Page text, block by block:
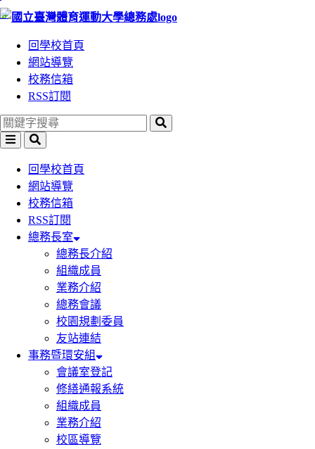
跳
區
塊
跳
區
塊
:::
回學校首頁
網站導覽
校務信箱
RSS訂閱
回學校首頁
網站導覽
校務信箱
RSS訂閱
總務長室
總務長介紹
組織成員
業務介紹
總務會議
校園規劃委員
友站連結
事務暨環安組
會議室登記
修繕通報系統
組織成員
業務介紹
校區導覽